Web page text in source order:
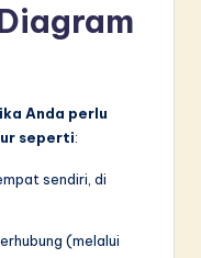
Anda perlu
seperti:
sendiri, di
(melalui